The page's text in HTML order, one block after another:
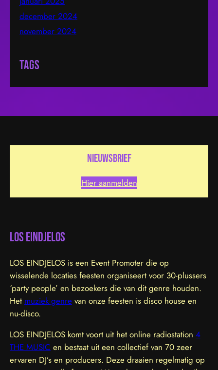
december 2024
november 2024
Tags
nieuwsbrief
Hier aanmelden
LOS EINDJELOS
LOS EINDJELOS is een Event Promoter die op
wisselende locaties feesten organiseert voor 30-plussers
‘party people’ en bezoekers die van dit genre houden.
Het muziek genre van onze feesten is disco house en
nu-disco.
LOS EINDJELOS komt voort uit het online radiostation 4
THE MUSIC en bestaat uit een collectief van 70 zeer
ervaren DJ’s en producers. Deze draaien regelmatig op